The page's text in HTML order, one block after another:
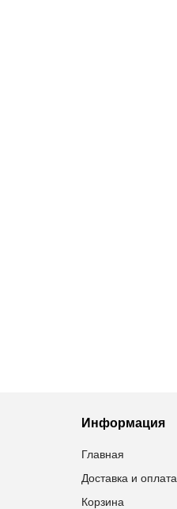
Информация
Главная
Доставка и оплата
Корзина